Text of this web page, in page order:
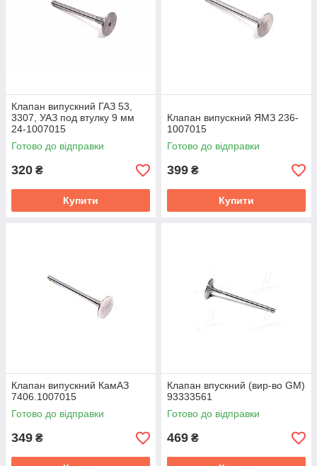
Клапан випускний ГАЗ 53,
3307, УАЗ под втулку 9 мм
24-1007015
Готово до відправки
320 ₴
Купити
Клапан випускний ЯМЗ 236-
1007015
Готово до відправки
399 ₴
Купити
Клапан випускний КамАЗ
7406.1007015
Готово до відправки
349 ₴
Клапан впускний (вир-во GM)
93333561
Готово до відправки
469 ₴